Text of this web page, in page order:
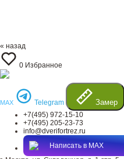
« назад
0 Избранное
MAX Telegram Замер
+7(495) 972-15-10
+7(495) 205-23-73
info@dverifortrez.ru
Написать в MAX